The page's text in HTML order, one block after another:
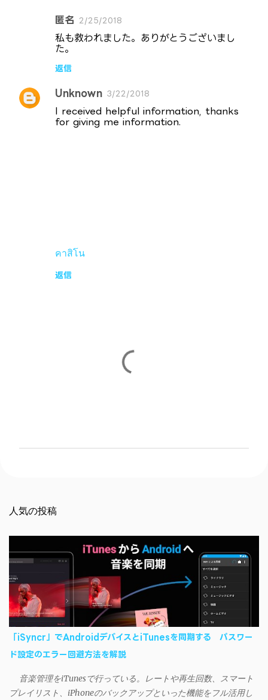
匿名 2/25/2018
私も救われました。ありがとうございまし
た。
返信
Unknown 3/22/2018
I received helpful information, thanks
for giving me information.
คาสิโน
返信
を
人気の投稿
「iSyncr」でAndroidデバイスとiTunesを同期する パスワー
ド設定のエラー回避方法を解説
音楽管理をiTunesで行っている。レートや再生回数、スマート
プレイリスト、iPhoneのバックアップといった機能をフル活用し